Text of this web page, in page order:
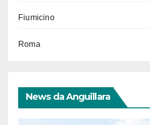
Fiumicino
Roma
News da Anguillara